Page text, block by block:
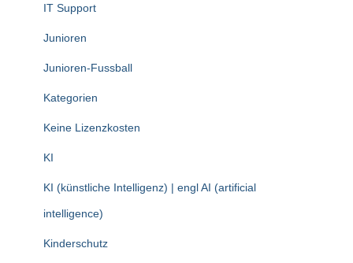
IT Support
Junioren
Junioren-Fussball
Kategorien
Keine Lizenzkosten
KI
KI (künstliche Intelligenz) | engl AI (artificial
intelligence)
Kinderschutz